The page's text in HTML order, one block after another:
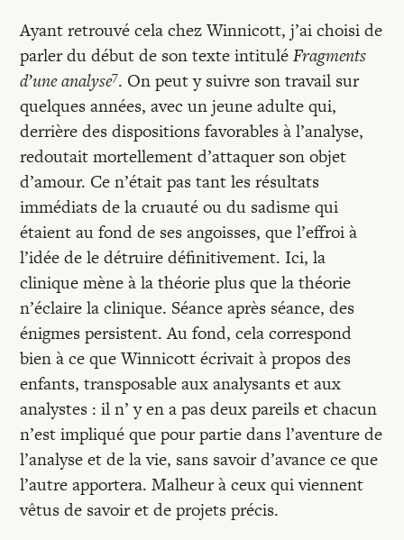
Ayant retrouvé cela chez Winnicott, j’ai choisi de
parler du début de son texte intituléFragments
d’une analyse7. On peut y suivre son travail sur
quelques années, avec un jeune adulte qui,
derrière des dispositions favorables à l’analyse,
redoutait mortellement d’attaquer son objet
d’amour. Ce n’était pas tant les résultats
immédiats de la cruauté ou du sadisme qui
étaient au fond de ses angoisses, que l’effroi à
l’idée de le détruire définitivement. Ici, la
clinique mène à la théorie plus que la théorie
n’éclaire la clinique. Séance après séance, des
énigmes persistent. Au fond, cela correspond
bien à ce que Winnicott écrivait à propos des
enfants, transposable aux analysants et aux
analystes : il n’ y en a pas deux pareils et chacun
n’est impliqué que pour partie dans l’aventure de
l’analyse et de la vie, sans savoir d’avance ce que
l’autre apportera. Malheur à ceux qui viennent
vêtus de savoir et de projets précis.